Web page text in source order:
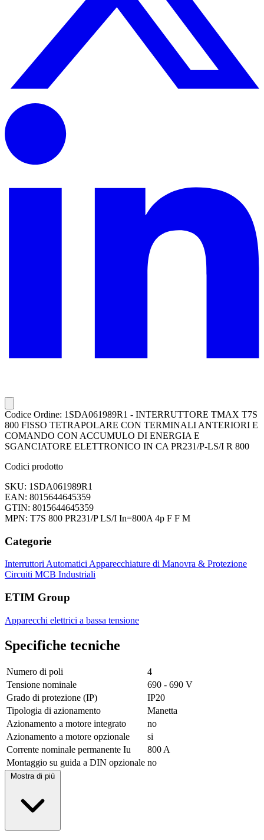
Codice Ordine: 1SDA061989R1 - INTERRUTTORE TMAX T7S
800 FISSO TETRAPOLARE CON TERMINALI ANTERIORI E
COMANDO CON ACCUMULO DI ENERGIA E
SGANCIATORE ELETTRONICO IN CA PR231/P-LS/I R 800
Codici prodotto
SKU: 1SDA061989R1
EAN: 8015644645359
GTIN: 8015644645359
MPN: T7S 800 PR231/P LS/I In=800A 4p F F M
Categorie
Interruttori Automatici Apparecchiature di Manovra & Protezione
Circuiti MCB Industriali
ETIM Group
Apparecchi elettrici a bassa tensione
Specifiche tecniche
Numero di poli
4
Tensione nominale
690 - 690 V
Grado di protezione (IP)
IP20
Tipologia di azionamento
Manetta
Azionamento a motore integrato
no
Azionamento a motore opzionale
si
Corrente nominale permanente Iu
800 A
Montaggio su guida a DIN opzionale no
Mostra di più